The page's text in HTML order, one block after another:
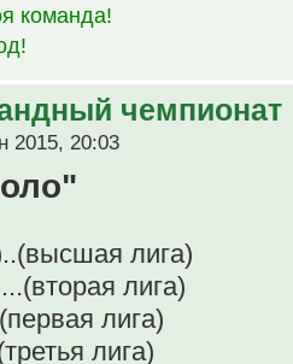
команда!
чемпионат
2015, 20:03
лига)
лига)
лига)
лига)